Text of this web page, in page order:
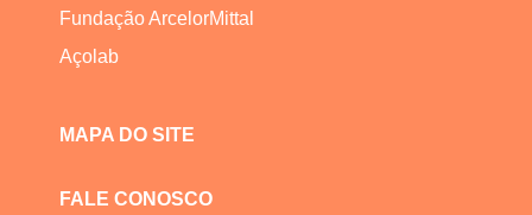
Fundação ArcelorMittal
Açolab
MAPA DO SITE
FALE CONOSCO